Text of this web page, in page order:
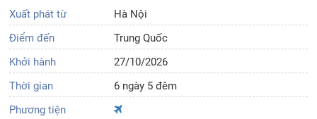
Xuất phát từ
Hà Nội
Điểm đến
Trung Quốc
Khởi hành
27/10/2026
Thời gian
6 ngày 5 đêm
Phương tiện